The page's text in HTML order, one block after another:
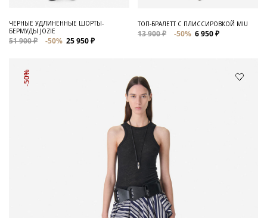
ЧЕРНЫЕ УДЛИНЕННЫЕ ШОРТЫ-
БЕРМУДЫ JOZIE
51 900 ₽ -50% 25 950 ₽
ТОП-БРАЛЕТТ С ПЛИССИРОВКОЙ MIU
13 900 ₽ -50% 6 950 ₽
-50%